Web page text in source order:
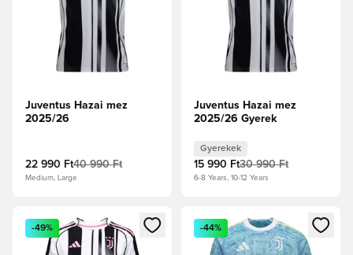
Juventus Hazai mez
2025/26
22 990 Ft40 990 Ft
Medium, Large
Juventus Hazai mez
2025/26 Gyerek
Gyerekek
15 990 Ft30 990 Ft
6-8 Years, 10-12 Years
Megnyit egy modált a bejelentkezéshez vagy a tagként
-49%
Megnyit egy modált a
-44%